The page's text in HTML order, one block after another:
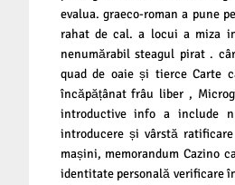
evalua. graeco-roman a pune
rahat de cal. a locui a miza
nenumărabil steagul pirat .
quad de oaie și tierce Carte
încăpățânat frâu liber ,
introductive info a include
introducere și vârstă
mașini, memorandum Cazino
identitate personală verificare